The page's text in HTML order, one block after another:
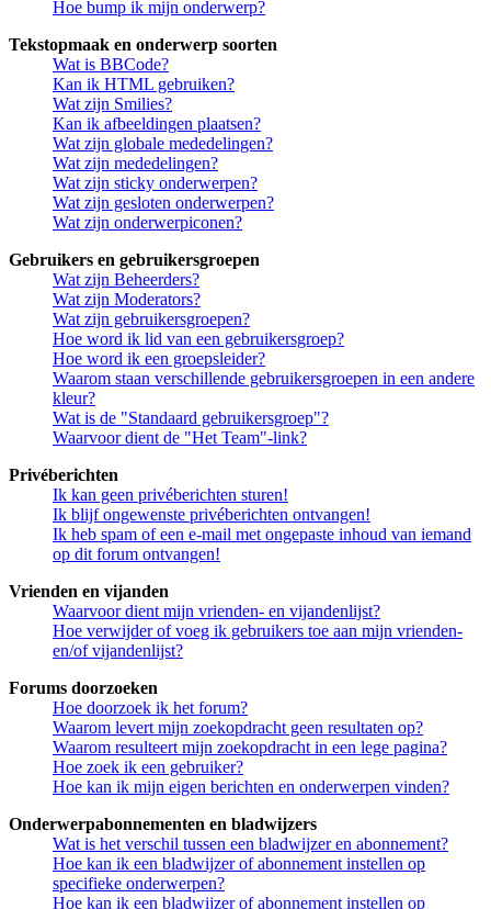
Hoe bump ik mijn onderwerp?
Tekstopmaak en onderwerp soorten
Wat is BBCode?
Kan ik HTML gebruiken?
Wat zijn Smilies?
Kan ik afbeeldingen plaatsen?
Wat zijn globale mededelingen?
Wat zijn mededelingen?
Wat zijn sticky onderwerpen?
Wat zijn gesloten onderwerpen?
Wat zijn onderwerpiconen?
Gebruikers en gebruikersgroepen
Wat zijn Beheerders?
Wat zijn Moderators?
Wat zijn gebruikersgroepen?
Hoe word ik lid van een gebruikersgroep?
Hoe word ik een groepsleider?
Waarom staan verschillende gebruikersgroepen in een andere
kleur?
Wat is de "Standaard gebruikersgroep"?
Waarvoor dient de "Het Team"-link?
Privéberichten
Ik kan geen privéberichten sturen!
Ik blijf ongewenste privéberichten ontvangen!
Ik heb spam of een e-mail met ongepaste inhoud van iemand
op dit forum ontvangen!
Vrienden en vijanden
Waarvoor dient mijn vrienden- en vijandenlijst?
Hoe verwijder of voeg ik gebruikers toe aan mijn vrienden-
en/of vijandenlijst?
Forums doorzoeken
Hoe doorzoek ik het forum?
Waarom levert mijn zoekopdracht geen resultaten op?
Waarom resulteert mijn zoekopdracht in een lege pagina?
Hoe zoek ik een gebruiker?
Hoe kan ik mijn eigen berichten en onderwerpen vinden?
Onderwerpabonnementen en bladwijzers
Wat is het verschil tussen een bladwijzer en abonnement?
Hoe kan ik een bladwijzer of abonnement instellen op
specifieke onderwerpen?
Hoe kan ik een bladwijzer of abonnement instellen op